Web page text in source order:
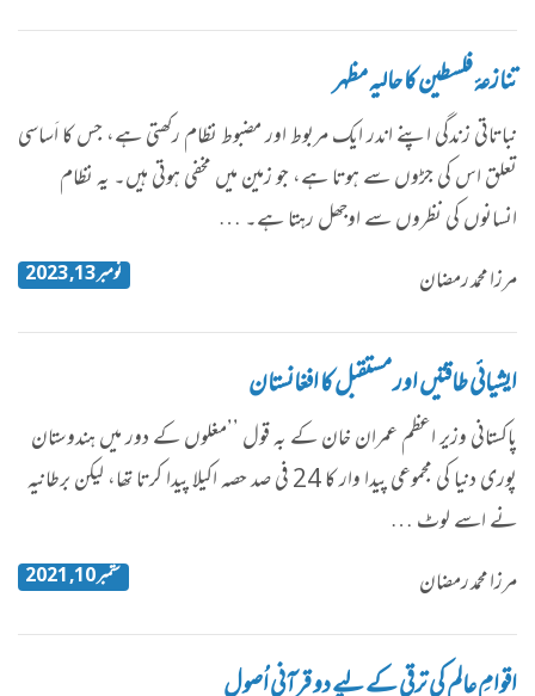
تنازعۂ فلسطین کا حالیہ مظہر
نباتاتی زندگی اپنے اندر ایک مربوط اور مضبوط نظام رکھتی ہے، جس کا اَساسی
تعلق اس کی جڑوں سے ہوتا ہے، جو زمین میں مخفی ہوتی ہیں۔ یہ نظام
انسانوں کی نظروں سے اوجھل رہتا ہے۔ …
مرزا محمد رمضان
نومبر 13, 2023
ایشیائی طاقتیں اور مستقبل کا افغانستان
پاکستانی وزیر اعظم عمران خان کے بہ قول ’’مغلوں کے دور میں ہندوستان
پوری دنیا کی مجموعی پیدا وار کا 24 فی صد حصہ اکیلا پیدا کرتا تھا، لیکن برطانیہ
نے اسے لوٹ …
مرزا محمد رمضان
ستمبر 10, 2021